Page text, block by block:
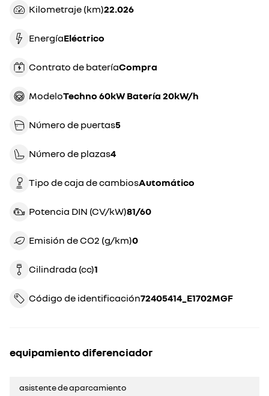
Kilometraje (km) 22.026
Energía eléctrico
Contrato de batería compra
Modelo Techno 60kW Batería 20kW/h
Número de puertas5
Número de plazas4
Tipo de caja de cambios automático
Potencia DIN (CV/kW) 81/60
Emisión de CO2 (g/km)0
Cilindrada (cc)1
Código de identificación 72405414_E1702MGF
equipamiento diferenciador
asistente de aparcamiento